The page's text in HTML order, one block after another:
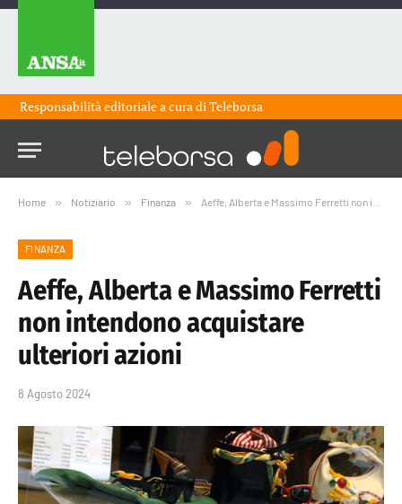
Responsabilità editoriale a cura diTeleborsa
Home » Notiziario » Finanza » Aeffe, Alberta e Massimo Ferretti non intendono acquistare ulteriori azioni
FINANZA
Aeffe, Alberta e Massimo Ferretti
non intendono acquistare
ulteriori azioni
8 Agosto 2024